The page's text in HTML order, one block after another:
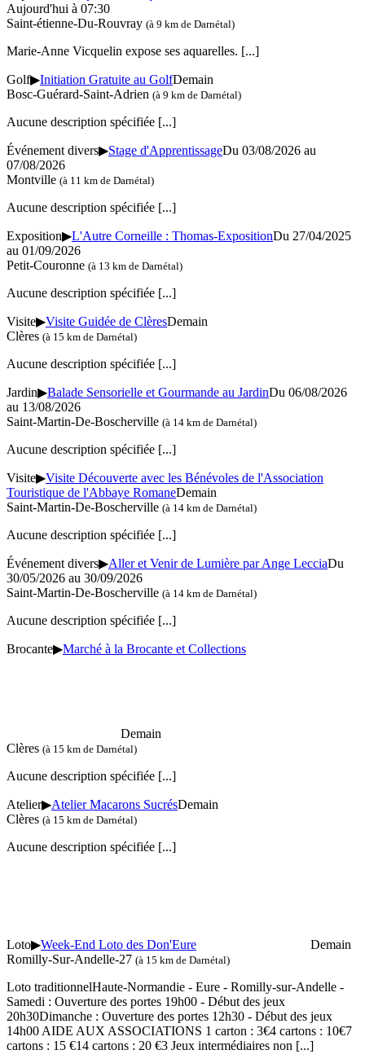
Aujourd'hui à 07:30
Saint-étienne-Du-Rouvray (à 9 km de Darnétal)
Marie-Anne Vicquelin expose ses aquarelles. [...]
Golf▶Initiation Gratuite au GolfDemain
Bosc-Guérard-Saint-Adrien (à 9 km de Darnétal)
Aucune description spécifiée [...]
Événement divers▶Stage d'ApprentissageDu 03/08/2026 au
07/08/2026
Montville (à 11 km de Darnétal)
Aucune description spécifiée [...]
Exposition▶L'Autre Corneille : Thomas-ExpositionDu 27/04/2025
au 01/09/2026
Petit-Couronne (à 13 km de Darnétal)
Aucune description spécifiée [...]
Visite▶Visite Guidée de ClèresDemain
Clères (à 15 km de Darnétal)
Aucune description spécifiée [...]
Jardin▶Balade Sensorielle et Gourmande au JardinDu 06/08/2026
au 13/08/2026
Saint-Martin-De-Boscherville (à 14 km de Darnétal)
Aucune description spécifiée [...]
Visite▶Visite Découverte avec les Bénévoles de l'Association
Touristique de l'Abbaye RomaneDemain
Saint-Martin-De-Boscherville (à 14 km de Darnétal)
Aucune description spécifiée [...]
Événement divers▶Aller et Venir de Lumière par Ange LecciaDu
30/05/2026 au 30/09/2026
Saint-Martin-De-Boscherville (à 14 km de Darnétal)
Aucune description spécifiée [...]
Brocante▶Marché à la Brocante et Collections
Demain
Clères (à 15 km de Darnétal)
Aucune description spécifiée [...]
Atelier▶Atelier Macarons SucrésDemain
Clères (à 15 km de Darnétal)
Aucune description spécifiée [...]
Loto▶Week-End Loto des Don'Eure
Demain
Romilly-Sur-Andelle-27 (à 15 km de Darnétal)
Loto traditionnelHaute-Normandie - Eure - Romilly-sur-Andelle -
Samedi : Ouverture des portes 19h00 - Début des jeux
20h30Dimanche : Ouverture des portes 12h30 - Début des jeux
14h00 AIDE AUX ASSOCIATIONS 1 carton : 3€4 cartons : 10€7
cartons : 15 €14 cartons : 20 €3 Jeux intermédiaires non [...]